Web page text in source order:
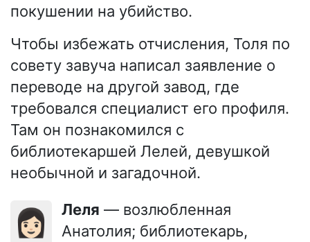
покушении на убийство.
Чтобы избежать отчисления, Толя по
совету завуча написал заявление о
переводе на другой завод, где
требовался специалист его профиля.
Там он познакомился с
библиотекаршей Лелей, девушкой
необычной и загадочной.
👩🏻 Леля — возлюбленная
Анатолия; библиотекарь,